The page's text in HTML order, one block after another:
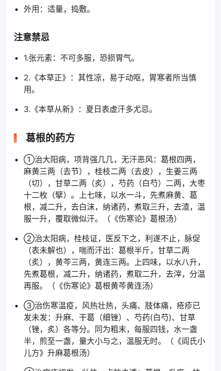
外用：适量，捣敷。
注意禁忌
1.张元素：不可多服，恐损胃气。
2.《本草正》：其性凉，易于动呕，胃寒者所当慎
用。
3.《本草从新》：夏日表虚汗多尤忌。
葛根的药方
①治大阳病，项背强几几，无汗恶风：葛根四两，
麻黄三两（去节），桂枝二两（去皮），生姜三两
（切），甘草二两（炙），芍药（白芍）二两，大枣
十二枚（擘）。上七味，以水一斗，先煮麻黄、葛
根，减二升，去白沫，纳诸药，煮取三升，去渣，温
服一升，覆取微似汗。（《伤寒论》葛根汤）
②治太阳病，桂枝证，医反下之，利遂不止，脉促
（表未解也），喘而汗出：葛根半斤，甘草二两
（炙），黄芩三两，黄连三两。上四味，以水八升，
先煮葛根，减二升，纳诸药，煮取二升，去滓，分温
再服。（《伤寒论》葛根黄芩黄连汤）
③治伤寒温疫，风热壮热，头痛、肢体痛，疮疹已
发未发：升麻、干葛（细锉）、芍药(白芍)、甘草
（锉，炙）各等分。同为粗末，每服四钱，水一盏
半，煎至一盏，量大小与之，温服无时。（《阎氏小
儿方》升麻葛根汤）